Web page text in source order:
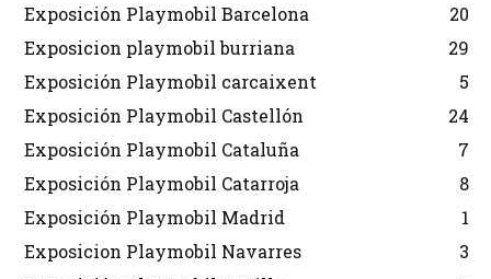
Exposición Playmobil Barcelona
20
Exposicion playmobil burriana
29
Exposición Playmobil carcaixent
5
Exposición Playmobil Castellón
24
Exposición Playmobil Cataluña
7
Exposición Playmobil Catarroja
8
Exposición Playmobil Madrid
1
Exposicion Playmobil Navarres
3